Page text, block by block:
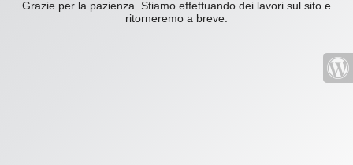
Grazie per la pazienza. Stiamo effettuando dei lavori sul sito e
ritorneremo a breve.